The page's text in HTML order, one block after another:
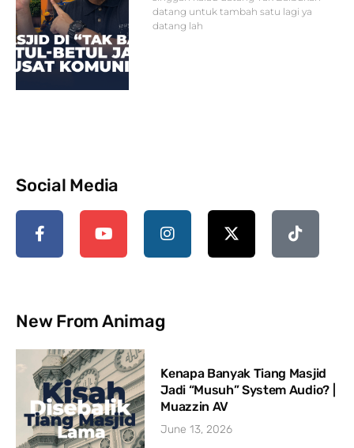
datang untuk tambah satu lagi ya
datang lah
Social Media
New From Animag
Kenapa Banyak Tiang Masjid
Jadi “Musuh” System Audio? |
Muazzin AV
June 13, 2026